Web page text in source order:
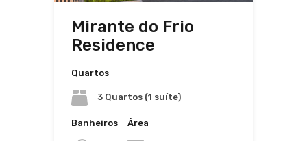
Mirante do Frio
Residence
Quartos
3 Quartos (1 suíte)
Banheiros Área